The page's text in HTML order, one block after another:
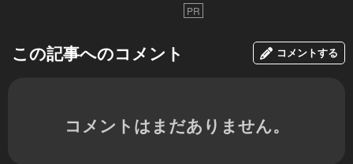
PR
この記事へのコメント コメントする
コメントはまだありません。